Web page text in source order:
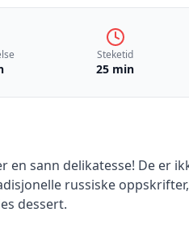
Steketid
25 min
sann delikatesse! De er
russiske
dessert.